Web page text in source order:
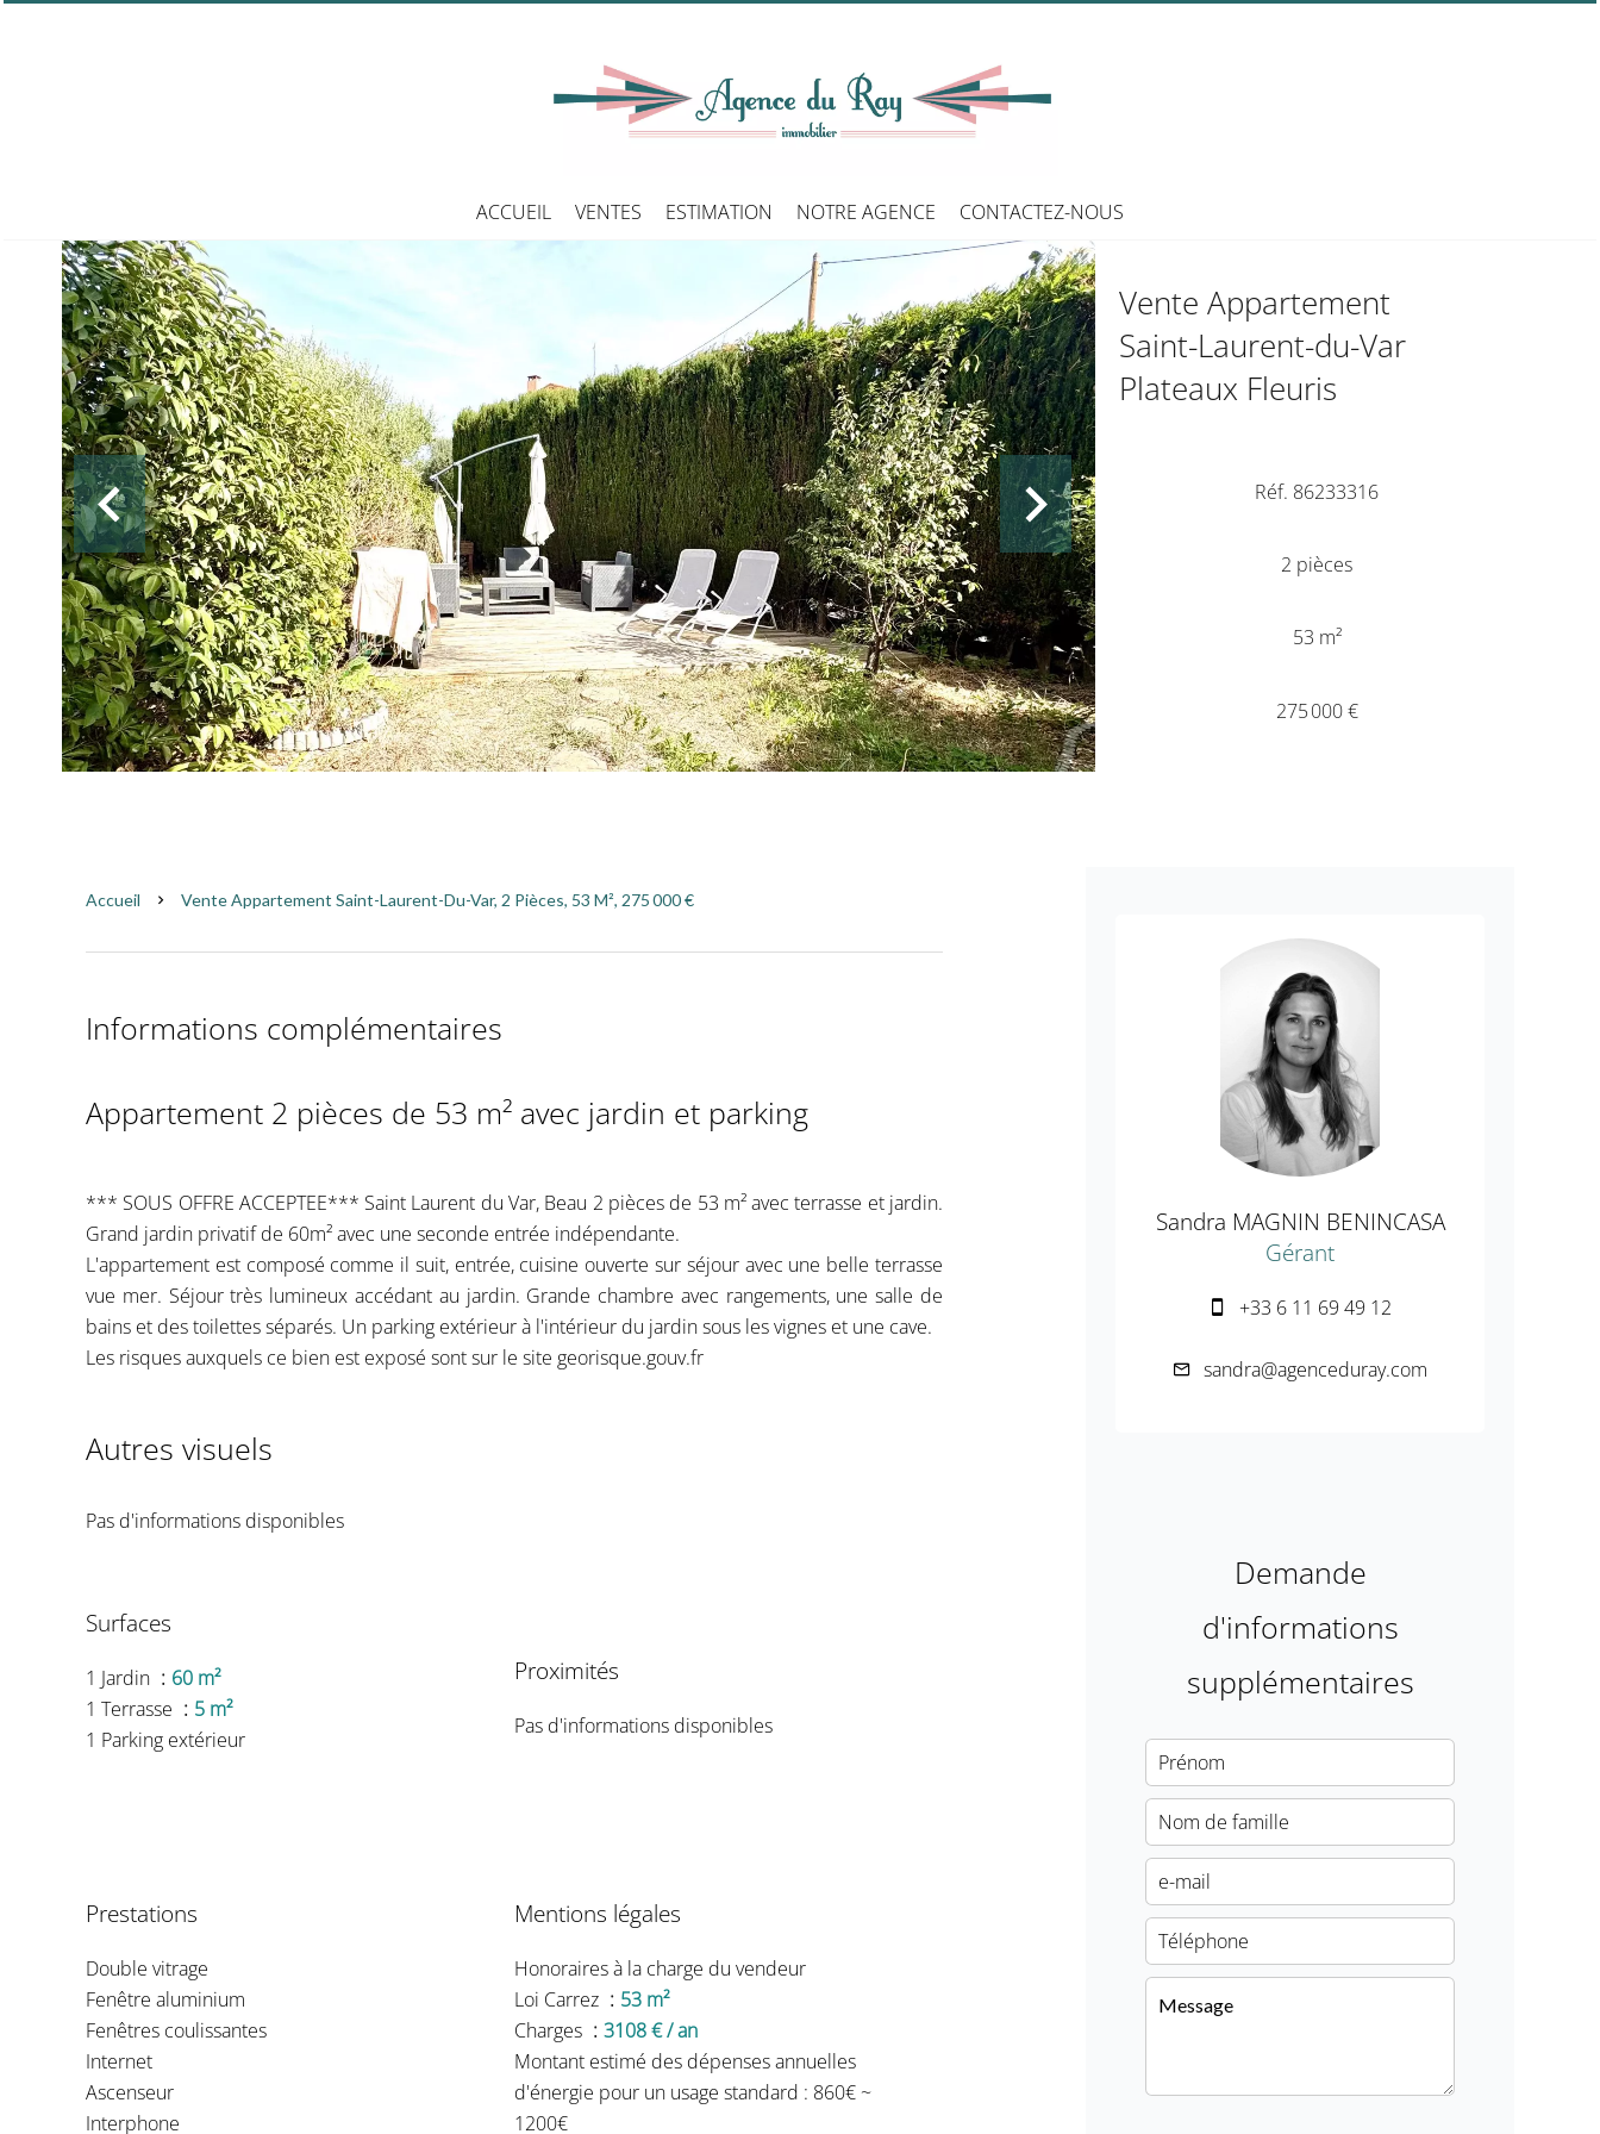
ACCUEIL VENTES ESTIMATION NOTRE AGENCE CONTACTEZ-NOUS
Vente Appartement
Saint-Laurent-du-Var
Plateaux Fleuris
Réf. 86233316
2 pièces
53 m²
275 000 €
Accueil Vente Appartement Saint-Laurent-Du-Var, 2 Pièces, 53 M², 275 000 €
Informations complémentaires
Appartement 2 pièces de 53 m² avec jardin et parking
*** SOUS OFFRE ACCEPTEE*** Saint Laurent du Var, Beau 2 pièces de 53 m² avec terrasse et jardin.
Grand jardin privatif de 60m² avec une seconde entrée indépendante.
L'appartement est composé comme il suit, entrée, cuisine ouverte sur séjour avec une belle terrasse
vue mer. Séjour très lumineux accédant au jardin. Grande chambre avec rangements, une salle de
bains et des toilettes séparés. Un parking extérieur à l'intérieur du jardin sous les vignes et une cave.
Les risques auxquels ce bien est exposé sont sur le site georisque.gouv.fr
Autres visuels
Pas d'informations disponibles
Surfaces
1 Jardin
60 m²
1 Terrasse
5 m²
1 Parking extérieur
Proximités
Pas d'informations disponibles
Prestations
Double vitrage
Fenêtre aluminium
Fenêtres coulissantes
Internet
Ascenseur
Interphone
Mentions légales
Honoraires à la charge du vendeur
Loi Carrez
53 m²
Charges
3108 € / an
Montant estimé des dépenses annuelles
d'énergie pour un usage standard : 860€ ~
1200€
Sandra MAGNIN BENINCASA
Gérant
+33 6 11 69 49 12
sandra@agenceduray.com
Demande
d'informations
supplémentaires